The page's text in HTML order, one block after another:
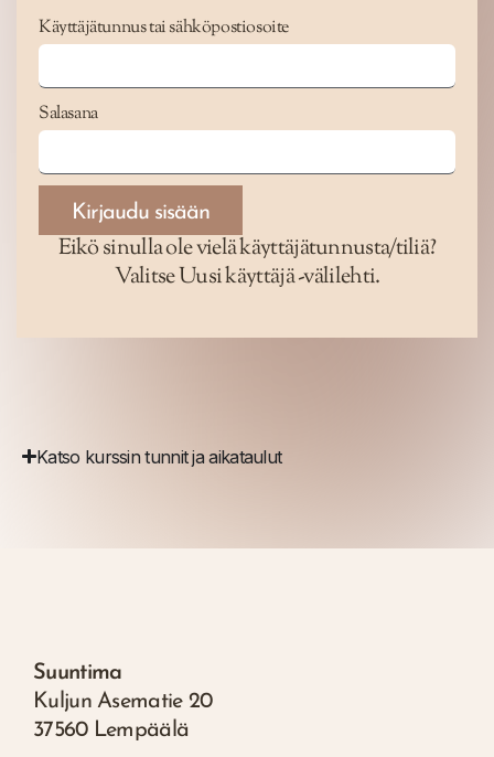
Käyttäjätunnus tai sähköpostiosoite
Salasana
Kirjaudu sisään
Eikö sinulla ole vielä käyttäjätunnusta/tiliä?
Valitse Uusi käyttäjä -välilehti.
Katso kurssin tunnit ja aikataulut
Suuntima
Kuljun Asematie 20
37560 Lempäälä